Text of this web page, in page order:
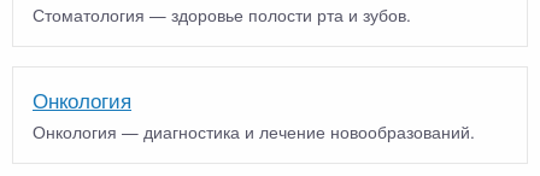
Стоматология — здоровье полости рта и зубов.
Онкология
Онкология — диагностика и лечение новообразований.